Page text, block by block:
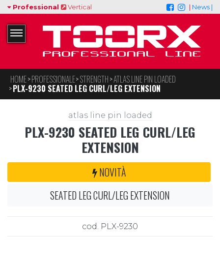
Professional Vertical | News |
HOME PROFESSIONALE STRENGTH ATLAS LINE PIN LOADED
PLX-9230 SEATED LEG CURL/LEG EXTENSION
atlas line pin loaded
PLX-9230 SEATED LEG CURL/LEG
EXTENSION
NOVITÀ
SEATED LEG CURL/LEG EXTENSION
cod. PLX-9230